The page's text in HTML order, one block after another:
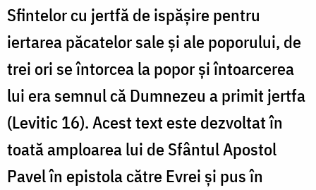
Sfintelor cu jertfă de ispășire pentru
iertarea păcatelor sale și ale poporului, de
trei ori se întorcea la popor și întoarcerea
lui era semnul că Dumnezeu a primit jertfa
(Levitic 16). Acest text este dezvoltat în
toată amploarea lui de Sfântul Apostol
Pavel în epistola către Evrei și pus în